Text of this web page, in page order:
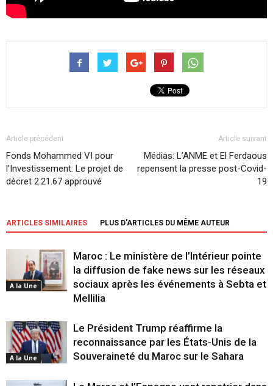
Article précédent
Fonds Mohammed VI pour
l’Investissement: Le projet de
décret 2.21.67 approuvé
Article suivant
Médias: L’ANME et El Ferdaous
repensent la presse post-Covid-
19
ARTICLES SIMILAIRES PLUS D'ARTICLES DU MÊME AUTEUR
A la Une
Maroc : Le ministère de l’Intérieur pointe
la diffusion de fake news sur les réseaux
sociaux après les événements à Sebta et
Mellilia
A la Une
Le Président Trump réaffirme la
reconnaissance par les États-Unis de la
Souveraineté du Maroc sur le Sahara